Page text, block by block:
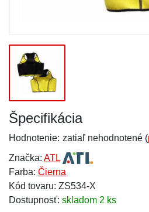
Špecifikácia
Hodnotenie: zatiaľ nehodnotené (
Značka: ATL
Farba: Čierna
Kód tovaru: ZS534-X
Dostupnosť: skladom 2 ks